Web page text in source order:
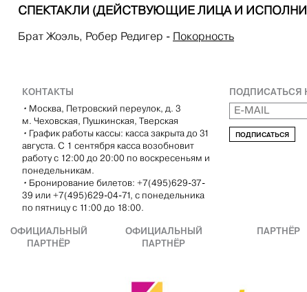
СПЕКТАКЛИ (ДЕЙСТВУЮЩИЕ ЛИЦА И
Брат Жоэль, Робер Редигер - Покорность
КОНТАКТЫ
• Москва, Петровский переулок, д. 3
м. Чеховская, Пушкинская, Тверская
• График работы кассы: касса закрыта до 31
августа. С 1 сентября касса возобновит
работу с 12:00 до 20:00 по воскресеньям и
понедельникам.
• Бронирование билетов: +7(495)629-37-
39 или +7(495)629-04-71, с понедельника
по пятницу с 11:00 до 18:00.
ПОДПИСАТЬСЯ
ПОДПИСАТЬСЯ
ОФИЦИАЛЬНЫЙ
ПАРТНЁР
ОФИЦИАЛЬНЫЙ
ПАРТНЁР
ПАРТНЁР